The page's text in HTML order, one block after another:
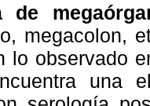
de
megacolon,
lo observado
una